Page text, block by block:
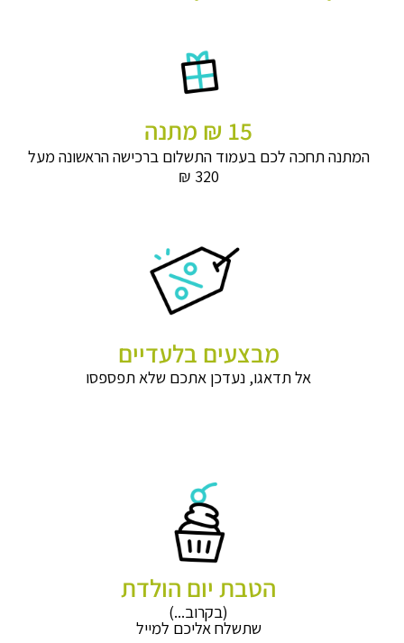
15 ₪ מתנה
המתנה תחכה לכם בעמוד התשלום ברכישה הראשונה מעל
320 ₪
מבצעים בלעדיים
אל תדאגו, נעדכן אתכם שלא תפספסו
הטבת יום הולדת
(בקרוב...)
שתשלח אליכם למייל